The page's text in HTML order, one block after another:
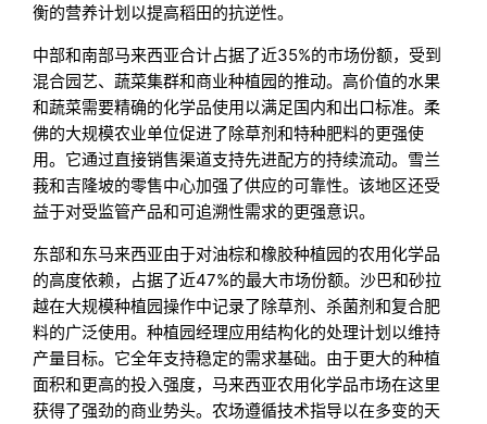
衡的营养计划以提高稻田的抗逆性。
中部和南部马来西亚合计占据了近35%的市场份额，受到
混合园艺、蔬菜集群和商业种植园的推动。高价值的水果
和蔬菜需要精确的化学品使用以满足国内和出口标准。柔
佛的大规模农业单位促进了除草剂和特种肥料的更强使
用。它通过直接销售渠道支持先进配方的持续流动。雪兰
莪和吉隆坡的零售中心加强了供应的可靠性。该地区还受
益于对受监管产品和可追溯性需求的更强意识。
东部和东马来西亚由于对油棕和橡胶种植园的农用化学品
的高度依赖，占据了近47%的最大市场份额。沙巴和砂拉
越在大规模种植园操作中记录了除草剂、杀菌剂和复合肥
料的广泛使用。种植园经理应用结构化的处理计划以维持
产量目标。它全年支持稳定的需求基础。由于更大的种植
面积和更高的投入强度，马来西亚农用化学品市场在这里
获得了强劲的商业势头。农场遵循技术指导以在多变的天